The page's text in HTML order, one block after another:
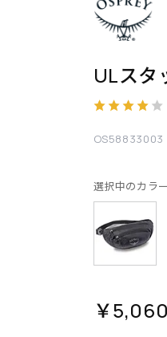
ULスタ
OS58833003
選択中のカラ
￥5,060